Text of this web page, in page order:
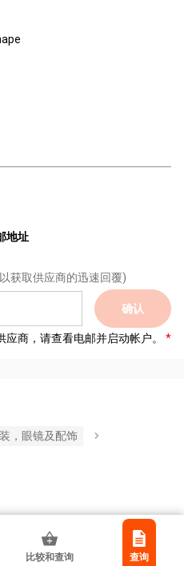
地址
获取供应商的迅速回覆)
确认
商，请查看电邮并启动帐户。
，眼镜及配饰
比较和查询 查询